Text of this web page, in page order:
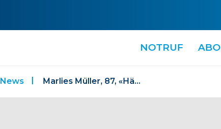
NOTRUF ABO
News Marlies Müller, 87, «Hätte meine Freundin einen Notrufknopf gehabt, würde sie wohl noch leben.»